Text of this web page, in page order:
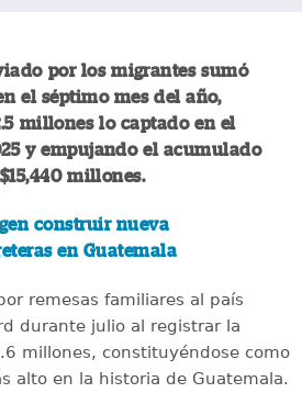
por los migrantes sumó
el séptimo mes del año,
millones lo captado en el
y empujando el acumulado
millones.
construir nueva
en Guatemala
remesas familiares al país
durante julio al registrar la
millones, constituyéndose como
alto en la historia de Guatemala.